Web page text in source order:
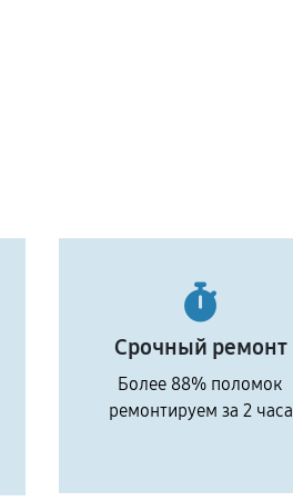
Срочный ремонт
Более 88% поломок
ремонтируем за 2 часа